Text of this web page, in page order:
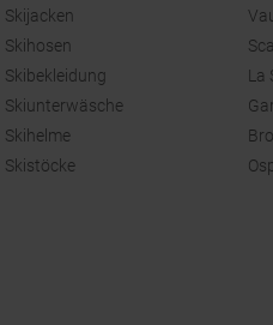
Skijacken
Skihosen
Skibekleidung
Skiunterwäsche
Skihelme
Skistöcke
La